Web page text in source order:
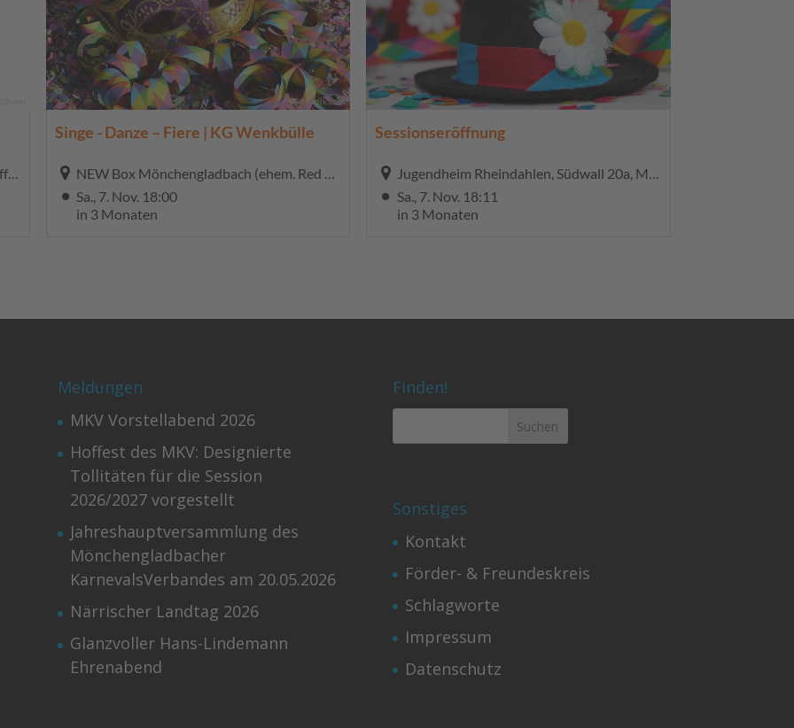
Meldungen
MKV Vorstellabend 2026
Hoffest des MKV: Designierte
Tollitäten für die Session
2026/2027 vorgestellt
Jahreshauptversammlung des
Mönchengladbacher
KarnevalsVerbandes am 20.05.2026
Närrischer Landtag 2026
Glanzvoller Hans-Lindemann
Ehrenabend
Finden!
Sonstiges
Kontakt
Förder- & Freundeskreis
Schlagworte
Impressum
Datenschutz